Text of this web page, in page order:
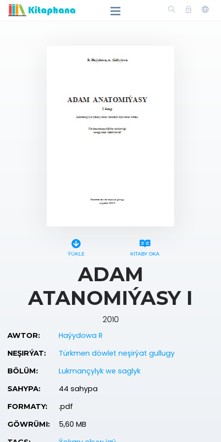
ÝÜKLE KITABY OKA
ADAM
ATANOMIÝASY I
2010
AWTOR: Haýydowa R
NEŞIRÝAT: Türkmen döwlet neşirýat gullugy
BÖLÜM: Lukmançylyk we saglyk
SAHYPA: 44 sahypa
FORMATY: .pdf
GÖWRÜMI: 5,60 MB